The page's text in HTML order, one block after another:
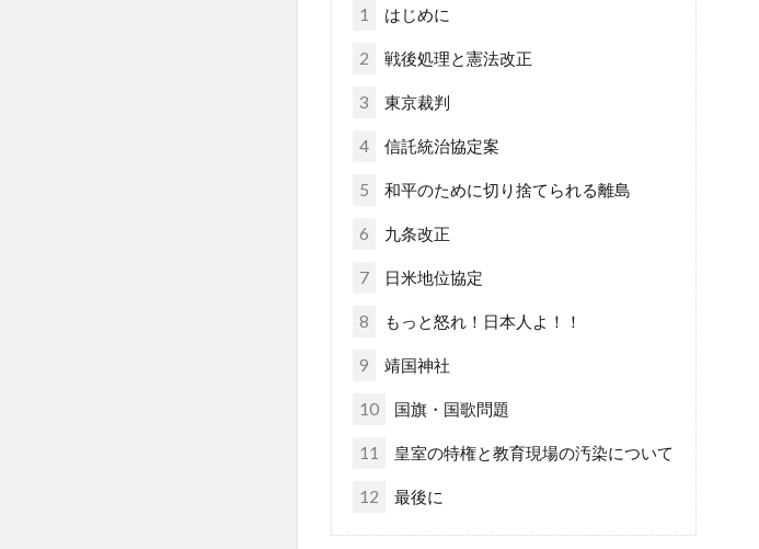
1 はじめに
2 戦後処理と憲法改正
3 東京裁判
4 信託統治協定案
5 和平のために切り捨てられる離島
6 九条改正
7 日米地位協定
8 もっと怒れ！日本人よ！！
9 靖国神社
10 国旗・国歌問題
11 皇室の特権と教育現場の汚染について
12 最後に